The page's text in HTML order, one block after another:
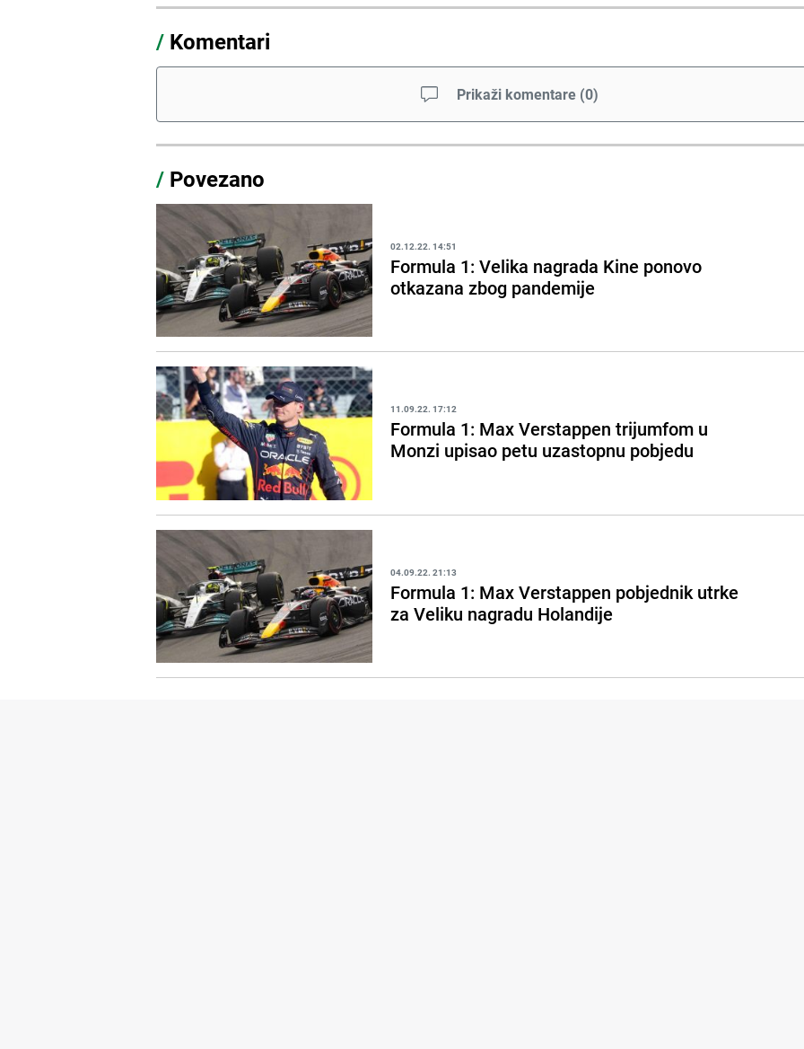
/ Komentari
Prikaži komentare (0)
/ Povezano
02.12.22. 14:51
Formula 1: Velika nagrada Kine ponovo
otkazana zbog pandemije
11.09.22. 17:12
Formula 1: Max Verstappen trijumfom u
Monzi upisao petu uzastopnu pobjedu
04.09.22. 21:13
Formula 1: Max Verstappen pobjednik utrke
za Veliku nagradu Holandije